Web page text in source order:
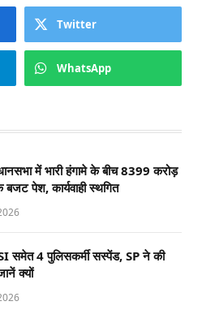
Twitter
WhatsApp
में भारी हंगामे के बीच 8399 करोड़
पेश, कार्यवाही स्थगित
समेत 4 पुलिसकर्मी सस्पेंड, SP ने की
क्यों